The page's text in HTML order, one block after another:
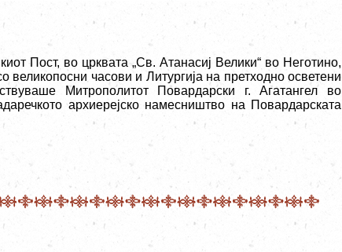
Пост, во црквата „Св. Атанасиј Велики“ во Неготино,
часови и Литургија на претходно осветени
Митрополитот Повардарски г. Агатангел во
архиерејско намесништво на Повардарската